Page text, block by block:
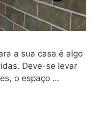
a sua casa é algo
Deve-se levar
o espaço …